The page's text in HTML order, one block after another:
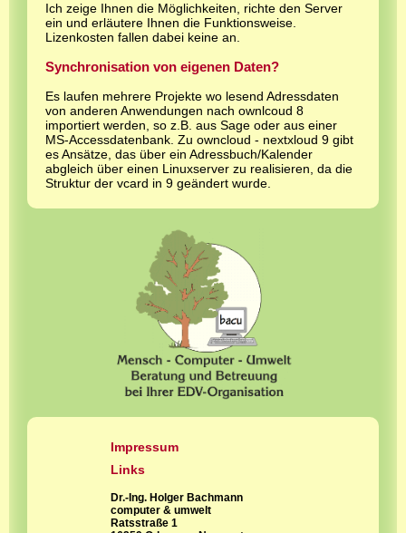
Ich zeige Ihnen die Möglichkeiten, richte den Server
ein und erläutere Ihnen die Funktionsweise.
Lizenkosten fallen dabei keine an.
Synchronisation von eigenen Daten?
Es laufen mehrere Projekte wo lesend Adressdaten
von anderen Anwendungen nach ownlcoud 8
importiert werden, so z.B. aus Sage oder aus einer
MS-Accessdatenbank. Zu owncloud - nextxloud 9 gibt
es Ansätze, das über ein Adressbuch/Kalender
abgleich über einen Linuxserver zu realisieren, da die
Struktur der vcard in 9 geändert wurde.
Impressum
Links
Dr.-Ing. Holger Bachmann
computer & umwelt
Ratsstraße 1